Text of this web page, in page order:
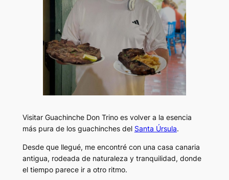
Visitar Guachinche Don Trino es volver a la esencia
más pura de los guachinches del Santa Úrsula.
Desde que llegué, me encontré con una casa canaria
antigua, rodeada de naturaleza y tranquilidad, donde
el tiempo parece ir a otro ritmo.